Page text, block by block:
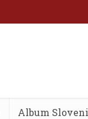
Album